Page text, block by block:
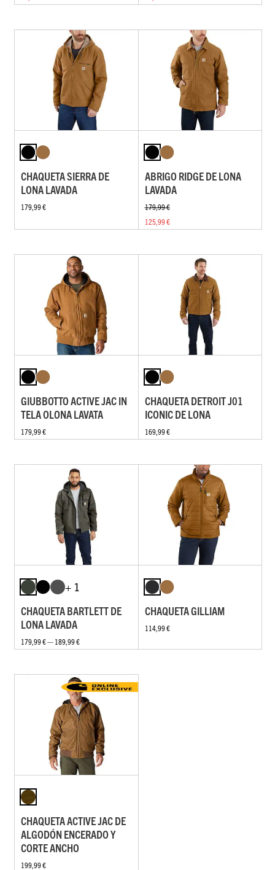
CHAQUETA SIERRA DE
LONA LAVADA
179,99 €
ABRIGO RIDGE DE LONA
LAVADA
179,99 €
125,99 €
GIUBBOTTO ACTIVE JAC IN
TELA OLONA LAVATA
179,99 €
CHAQUETA DETROIT J01
ICONIC DE LONA
169,99 €
+ 1
CHAQUETA BARTLETT DE
LONA LAVADA
179,99 € — 189,99 €
CHAQUETA GILLIAM
114,99 €
CHAQUETA ACTIVE JAC DE
ALGODÓN ENCERADO Y
CORTE ANCHO
199,99 €